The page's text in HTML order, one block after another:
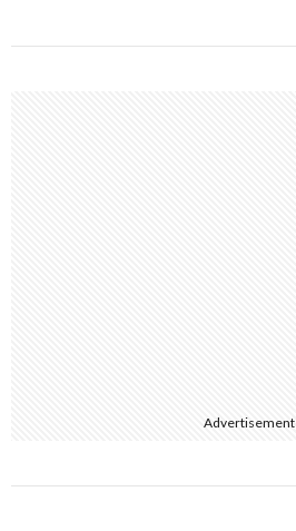
Advertisement